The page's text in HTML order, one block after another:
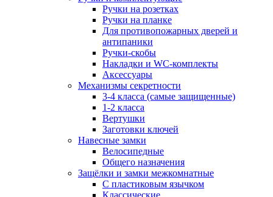
Ручки на розетках
Ручки на планке
Для противопожарных дверей и
антипаники
Ручки-скобы
Накладки и WC-комплекты
Аксессуары
Механизмы секретности
3-4 класса (самые защищенные)
1-2 класса
Вертушки
Заготовки ключей
Навесные замки
Велосипедные
Общего назначения
Защёлки и замки межкомнатные
С пластиковым язычком
Классические